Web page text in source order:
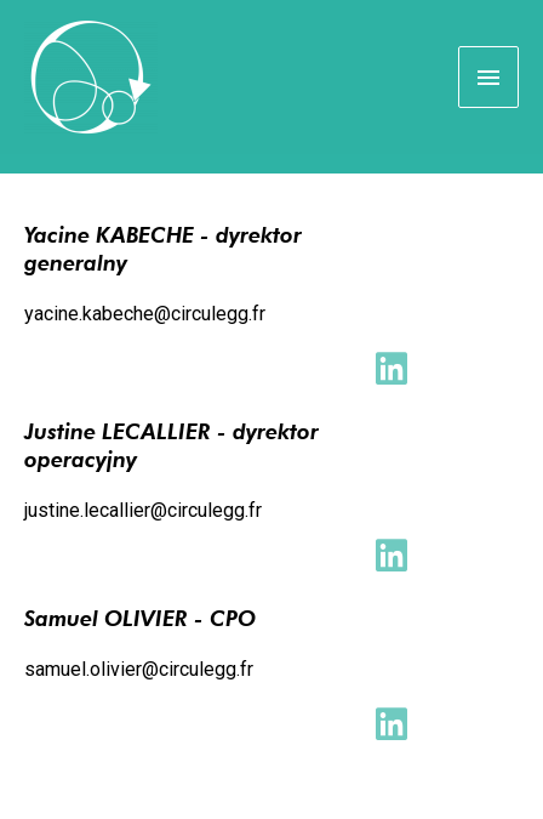
SKONTAKTUJ SIĘ Z NAMI!
Yacine KABECHE - dyrektor
generalny
yacine.kabeche@circulegg.fr
Justine LECALLIER - dyrektor
operacyjny
justine.lecallier@circulegg.fr
Samuel OLIVIER - CPO
samuel.olivier@circulegg.fr